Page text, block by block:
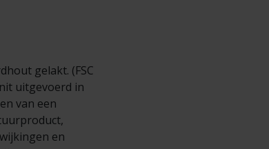
gelakt. (FSC
uitgevoerd in
van een
en